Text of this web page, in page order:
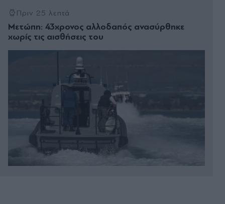
Πριν 25 λεπτά
Μετώπη: 43χρονος αλλοδαπός ανασύρθηκε
χωρίς τις αισθήσεις του